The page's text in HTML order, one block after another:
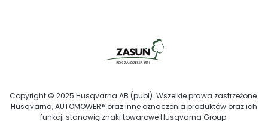
Copyright © 2025 Husqvarna AB (publ). Wszelkie prawa zastrzeżone.
Husqvarna, AUTOMOWER® oraz inne oznaczenia produktów oraz ich
funkcji stanowią znaki towarowe Husqvarna Group.